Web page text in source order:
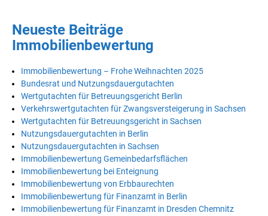
Neueste Beiträge
Immobilienbewertung
Immobilienbewertung – Frohe Weihnachten 2025
Bundesrat und Nutzungsdauergutachten
Wertgutachten für Betreuungsgericht Berlin
Verkehrswertgutachten für Zwangsversteigerung in Sachsen
Wertgutachten für Betreuungsgericht in Sachsen
Nutzungsdauergutachten in Berlin
Nutzungsdauergutachten in Sachsen
Immobilienbewertung Gemeinbedarfsflächen
Immobilienbewertung bei Enteignung
Immobilienbewertung von Erbbaurechten
Immobilienbewertung für Finanzamt in Berlin
Immobilienbewertung für Finanzamt in Dresden Chemnitz